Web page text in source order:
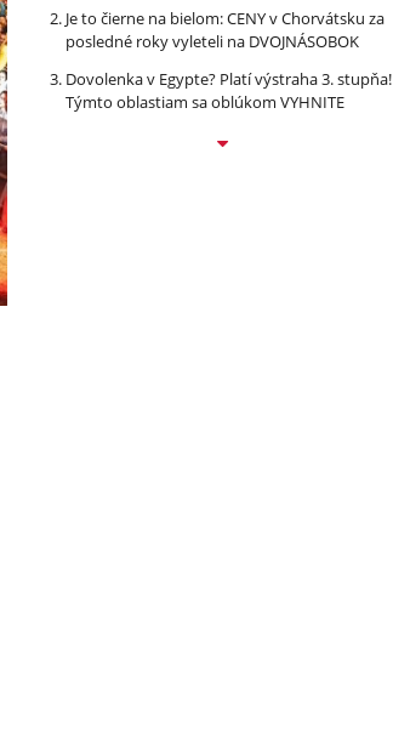
Je to čierne na bielom: CENY v Chorvátsku za
posledné roky vyleteli na DVOJNÁSOBOK
Dovolenka v Egypte? Platí výstraha 3. stupňa!
Týmto oblastiam sa oblúkom VYHNITE